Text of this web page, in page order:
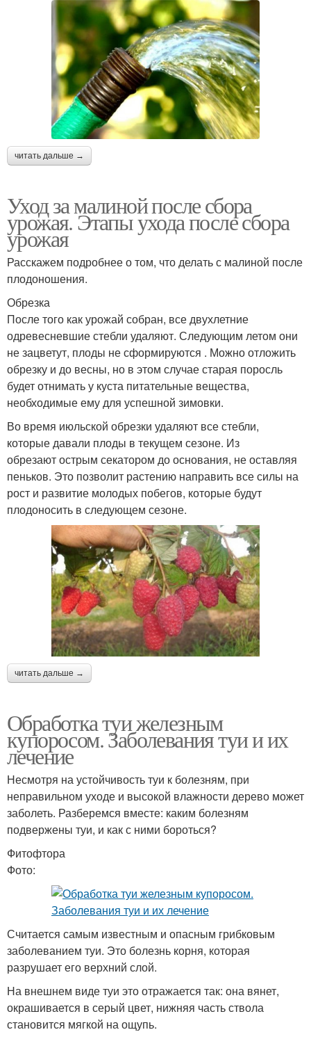
читать дальше →
Уход за малиной после сбора
урожая. Этапы ухода после сбора
урожая
Расскажем подробнее о том, что делать с малиной после
плодоношения.
Обрезка
После того как урожай собран, все двухлетние
одревесневшие стебли удаляют. Следующим летом они
не зацветут, плоды не сформируются . Можно отложить
обрезку и до весны, но в этом случае старая поросль
будет отнимать у куста питательные вещества,
необходимые ему для успешной зимовки.
Во время июльской обрезки удаляют все стебли,
которые давали плоды в текущем сезоне. Из
обрезают острым секатором до основания, не оставляя
пеньков. Это позволит растению направить все силы на
рост и развитие молодых побегов, которые будут
плодоносить в следующем сезоне.
читать дальше →
Обработка туи железным
купоросом. Заболевания туи и их
лечение
Несмотря на устойчивость туи к болезням, при
неправильном уходе и высокой влажности дерево может
заболеть. Разберемся вместе: каким болезням
подвержены туи, и как с ними бороться?
Фитофтора
Фото:
Считается самым известным и опасным грибковым
заболеванием туи. Это болезнь корня, которая
разрушает его верхний слой.
На внешнем виде туи это отражается так: она вянет,
окрашивается в серый цвет, нижняя часть ствола
становится мягкой на ощупь.